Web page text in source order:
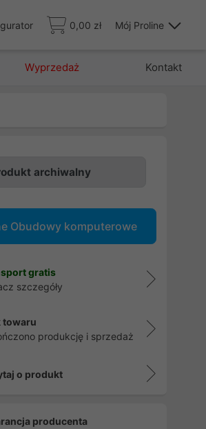
0,00 zł Mój Proline
Wyprzedaż Kontakt
archiwalny
Obudowy komputerowe
gratis
szczegóły
towaru
produkcję i sprzedaż
o produkt
producenta